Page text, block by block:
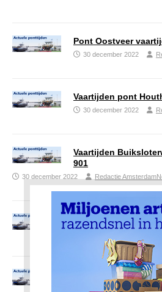
Pont Oostveer
30 december 2022
Vaartijden pont
30 december 2022
Vaartijden
901
30 december 2022 Redactie
Vaartijden pont
Pont Amsterdam-
30 december 2022